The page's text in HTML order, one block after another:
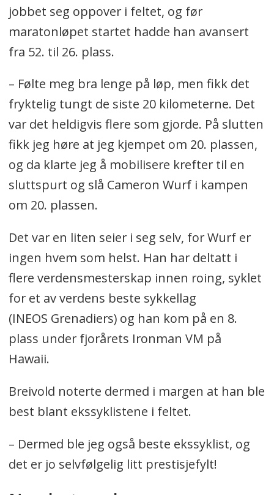
jobbet seg oppover i feltet, og før
maratonløpet startet hadde han avansert
fra 52. til 26. plass.
– Følte meg bra lenge på løp, men fikk det
fryktelig tungt de siste 20 kilometerne. Det
var det heldigvis flere som gjorde. På slutten
fikk jeg høre at jeg kjempet om 20. plassen,
og da klarte jeg å mobilisere krefter til en
sluttspurt og slå Cameron Wurf i kampen
om 20. plassen.
Det var en liten seier i seg selv, for Wurf er
ingen hvem som helst. Han har deltatt i
flere verdensmesterskap innen roing, syklet
for et av verdens beste sykkellag
(INEOS Grenadiers) og han kom på en 8.
plass under fjorårets Ironman VM på
Hawaii.
Breivold noterte dermed i margen at han ble
best blant ekssyklistene i feltet.
– Dermed ble jeg også beste ekssyklist, og
det er jo selvfølgelig litt prestisjefylt!